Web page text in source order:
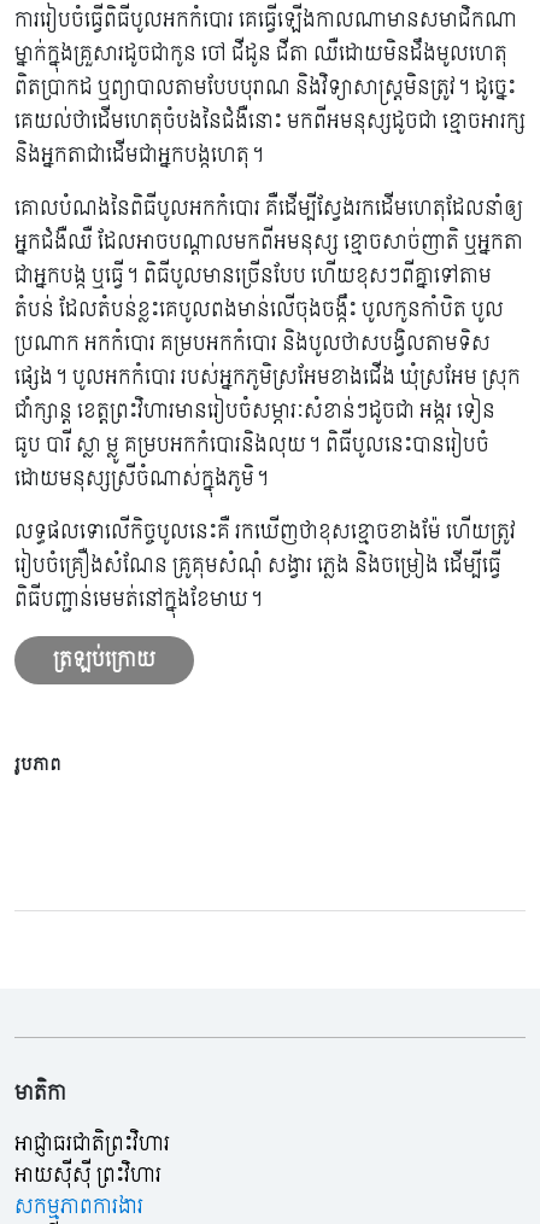
ការរៀបចំធ្វើពិធីបូលអកកំបោរ គេធ្វើឡើងកាលណាមានសមាជិកណា
ម្នាក់ក្នុងគ្រួសារដូចជាកូន ចៅ ជីដូន ជីតា ឈឺដោយមិនដឹងមូលហេតុ
ពិតប្រាកដ ឬព្យាបាលតាមបែបបុរាណ និងវិទ្យាសាស្ដ្រមិនត្រូវ។ ដូច្នេះ
គេយល់ថាដើមហេតុចំបងនៃជំងឺនោះ មកពីអមនុស្សដូចជា ខ្មោចអារក្ស
និងអ្នកតាជាដើមជាអ្នកបង្កហេតុ។
គោលបំណងនៃពិធីបូលអកកំបោរ គឺដើម្បីស្វែងរកដើមហេតុដែលនាំឲ្យ
អ្នកជំងឺឈឺ ដែលអាចបណ្តាលមកពីអមនុស្ស ខ្មោចសាច់ញាតិ ឬអ្នកតា
ជាអ្នកបង្ក ឬធ្វើ។ ពិធីបូលមានច្រើនបែប ហើយខុសៗពីគ្នាទៅតាម
តំបន់ ដែលតំបន់ខ្លះគេបូលពងមាន់លើចុងចង្កឹះ បូលកូនកាំបិត បូល
ប្រណាក អកកំបោរ គម្របអកកំបោរ និងបូលថាសបង្វិលតាមទិស
ផ្សេង។ បូលអកកំបោរ របស់អ្នកភូមិស្រអែមខាងជើង ឃុំស្រអែម ស្រុក
ជាំក្សាន្ដ ខេត្តព្រះវិហារមានរៀបចំសម្ភារៈសំខាន់ៗដូចជា អង្ករ ទៀន
ធូប បារី ស្លា ម្លូ គម្របអកកំបោរនិងលុយ។ ពិធីបូលនេះបានរៀបចំ
ដោយមនុស្សស្រីចំណាស់​ក្នុងភូមិ។
លទ្ធផលទោលើកិច្ចបូលនេះគឺ រកឃើញថាខុសខ្មោចខាងម៉ែ ហើយត្រូវ
រៀបចំគ្រឿងសំណែន គ្រូគុមសំណុំ​​ សង្វារ ភ្លេង និងចម្រៀង ដើម្បីធ្វើ
ពិធីបញ្ជាន់មេមត់នៅក្នុងខែមាឃ។
ត្រឡប់ក្រោយ
រូបភាព
មាតិកា
អាជ្ញាធរជាតិព្រះវិហារ
អាយស៊ីស៊ី ព្រះវិហារ
សកម្មភាពការងារ